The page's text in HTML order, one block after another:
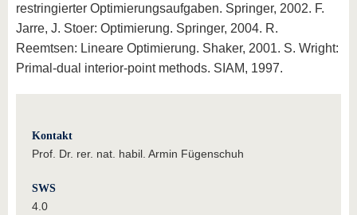
restringierter Optimierungsaufgaben. Springer, 2002. F.
Jarre, J. Stoer: Optimierung. Springer, 2004. R.
Reemtsen: Lineare Optimierung. Shaker, 2001. S. Wright:
Primal-dual interior-point methods. SIAM, 1997.
Kontakt
Prof. Dr. rer. nat. habil. Armin Fügenschuh
SWS
4.0